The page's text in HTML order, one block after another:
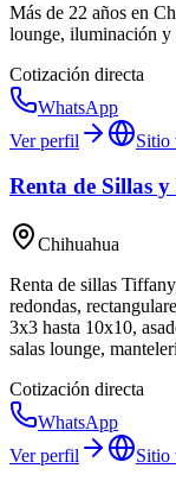
Más de 22 años en
lounge, iluminación y
Cotización directa
WhatsApp
Ver perfil
Sitio
Renta de Sillas
Chihuahua
Renta de sillas
redondas,
3x3 hasta 10x10,
salas lounge,
Cotización directa
WhatsApp
Ver perfil
Sitio